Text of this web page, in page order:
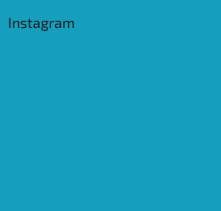
Instagram